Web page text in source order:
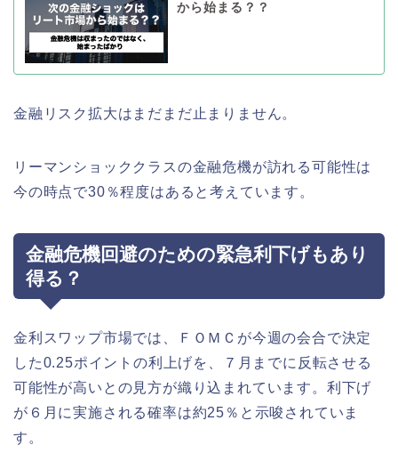
から始まる？？
金融リスク拡大はまだまだ止まりません。
リーマンショッククラスの金融危機が訪れる可能性は
今の時点で30％程度はあると考えています。
金融危機回避のための緊急利下げもあり
得る？
金利スワップ市場では、ＦＯＭＣが今週の会合で決定
した0.25ポイントの利上げを、７月までに反転させる
可能性が高いとの見方が織り込まれています。利下げ
が６月に実施される確率は約25％と示唆されていま
す。